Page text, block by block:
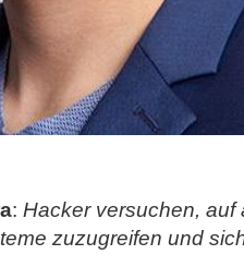
: Hacker versuchen, auf
zuzugreifen und